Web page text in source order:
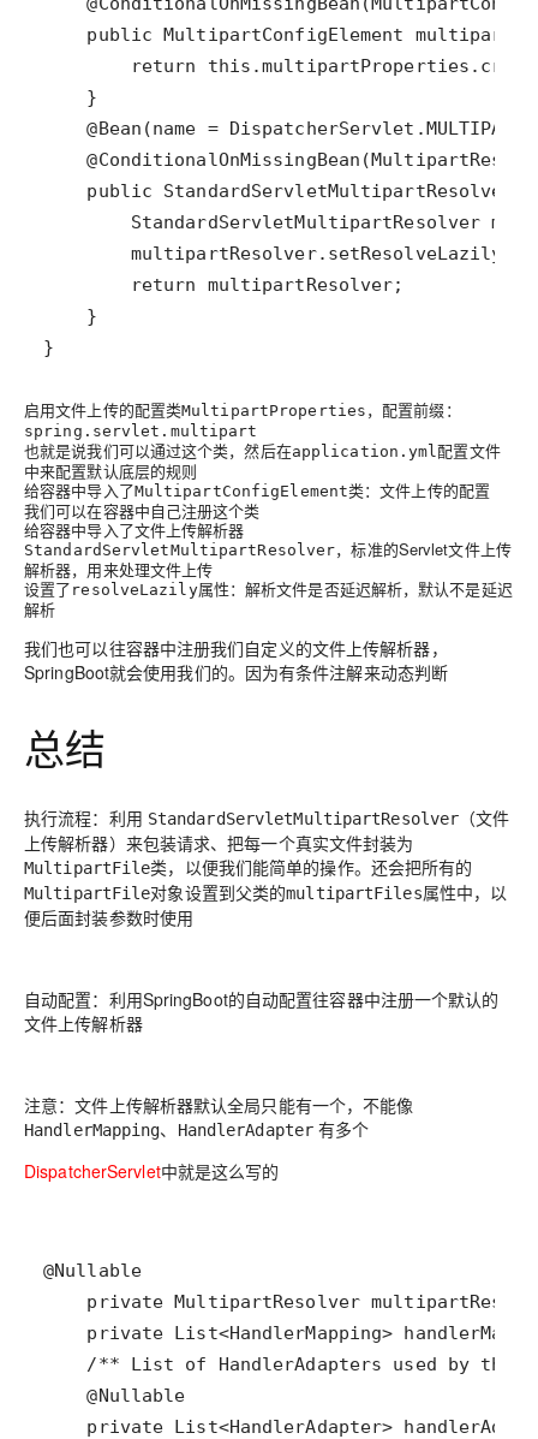
public MultipartConfigElement
return
this .multipartProperties .
@Bean (name = DispatcherServlet .
@ConditionalOnMissingBean (
public
StandardServletMultipartResolver
StandardServletMultipartResolver
multipartResolver. setResolveLazily
return
multipartResolver
}
启用文件上传的配置类MultipartProperties ，配置前缀：
spring.servlet.multipart
也就是说我们可以通过这个类，然后在application.yml配置文件
中来配置默认底层的规则
给容器中导入了MultipartConfigElement类：文件上传的配置
我们可以在容器中自己注册这个类
给容器中导入了文件上传解析器
StandardServletMultipartResolver，标准的Servlet文件上传
解析器，用来处理文件上传
设置了 resolveLazily属性：解析文件是否延迟解析，默认不是延迟
解析
我们也可以往容器中注册我们自定义的文件上传解析器，
SpringBoot就会使用我们的。因为有条件注解来动态判断
总结
执行流程：利用 StandardServletMultipartResolver （文件
上传解析器）来包装请求、把每一个真实文件封装为
MultipartFile类，以便我们能简单的操作。还会把所有的
MultipartFile对象设置到父类的multipartFiles属性中， 以
便后面封装参数时使用
自动配置：利用SpringBoot的自动配置往容器中注册一个默认的
文件上传解析器
注意：文件上传解析器默认全局只能有一个，不能像
HandlerMapping、 HandlerAdapter 有多个
DispatcherServlet中就是这么写的
@Nullable
private List<HandlerAdapter>